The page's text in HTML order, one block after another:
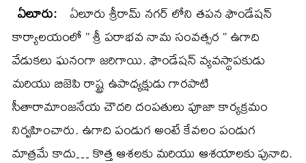
ఏలూరు: ఏలూరు శ్రీరామ్ నగర్ లోని తపన ఫౌండేషన్
కార్యాలయంలో ” శ్రీ పరాభవ నామ సంవత్సర ” ఉగాది
వేడుకలు ఘనంగా జరిగాయి. ఫౌండేషన్ వ్యవస్థాపకుడు
మరియు బిజెపి రాష్ట్ర ఉపాధ్యక్షుడు గారపాటి
సీతారామాంజనేయ చౌదరి దంపతులు పూజా కార్యక్రమం
నిర్వహించారు. ఉగాది పండుగ అంటే కేవలం పండుగ
మాత్రమే కాదు… కొత్త ఆశలకు మరియు ఆశయాలకు పునాది.